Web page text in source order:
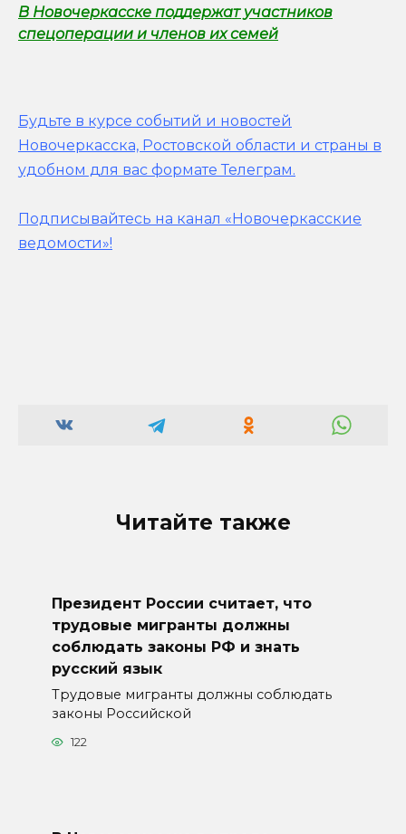
В Новочеркасске поддержат участников
спецоперации и членов их семей
Будьте в курсе событий и новостей
Новочеркасска, Ростовской области и страны в
удобном для вас формате Телеграм.
Подписывайтесь на канал «Новочеркасские
ведомости»!
Читайте также
Президент России считает, что
трудовые мигранты должны
соблюдать законы РФ и знать
русский язык
Трудовые мигранты должны соблюдать
законы Российской
122